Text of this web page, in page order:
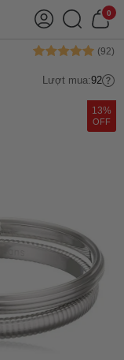
0
Lượt mua:92
13%
OFF